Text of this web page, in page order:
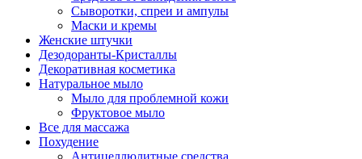
Сыворотки, спреи и ампулы
Маски и кремы
Женские штучки
Дезодоранты-Кристаллы
Декоративная косметика
Натуральное мыло
Мыло для проблемной кожи
Фруктовое мыло
Все для массажа
Похудение
Антицеллюлитные средства